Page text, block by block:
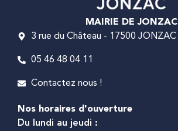
MAIRIE DE JONZAC
3 rue du Château - 17500 JONZAC
05 46 48 04 11
Contactez nous !
Nos horaires d'ouverture
Du lundi au jeudi :